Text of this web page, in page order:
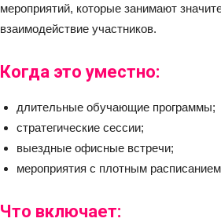
мероприятий, которые занимают
взаимодействие участников.
Когда это уместно:
длительные обучающие программы;
стратегические сессии;
выездные офисные встречи;
мероприятия с плотным
Что включает: